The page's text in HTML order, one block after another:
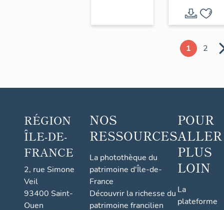
1 2
RÉGION
ÎLE-DE-
FRANCE
2, rue Simone
Veil
93400 Saint-
Ouen
NOS
RESSOURCES
La photothèque du
patrimoine d'Île-de-
France
Découvrir la richesse du
patrimoine francilien
POUR
ALLER
PLUS
LOIN
La
plateforme